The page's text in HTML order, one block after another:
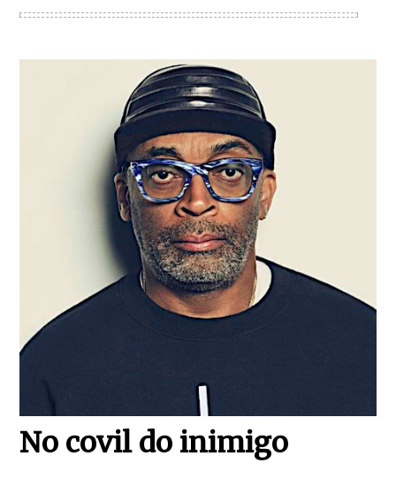
No covil do inimigo